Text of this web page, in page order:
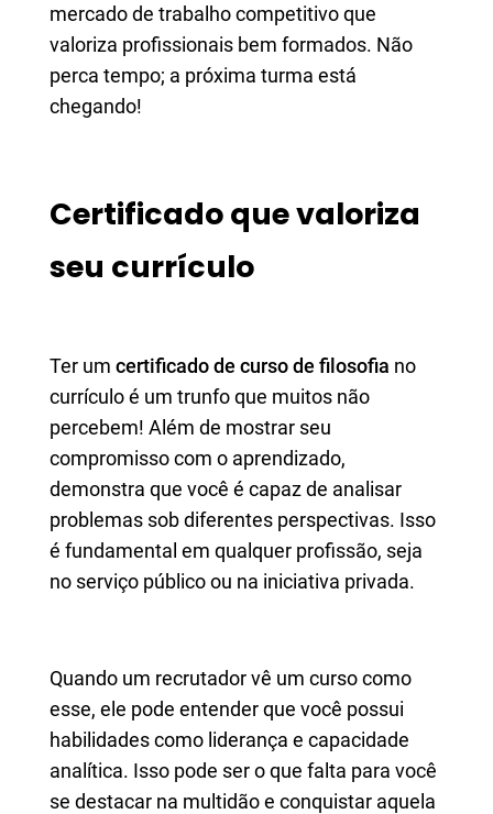
mercado de trabalho competitivo que
valoriza profissionais bem formados. Não
perca tempo; a próxima turma está
chegando!
Certificado que valoriza
seu currículo
Ter um certificado de curso de filosofia no
currículo é um trunfo que muitos não
percebem! Além de mostrar seu
compromisso com o aprendizado,
demonstra que você é capaz de analisar
problemas sob diferentes perspectivas. Isso
é fundamental em qualquer profissão, seja
no serviço público ou na iniciativa privada.
Quando um recrutador vê um curso como
esse, ele pode entender que você possui
habilidades como liderança e capacidade
analítica. Isso pode ser o que falta para você
se destacar na multidão e conquistar aquela